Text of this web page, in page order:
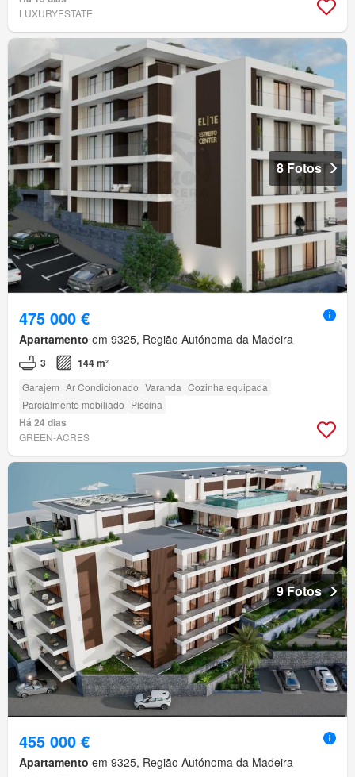
LUXURYESTATE
8 Fotos
475 000 €
Apartamento em 9325, Região Autónoma da Madeira
3 144 m²
Garajem Ar Condicionado Varanda Cozinha equipada
Parcialmente mobiliado Piscina
Há 24 dias
GREEN-ACRES
9 Fotos
455 000 €
Apartamento em 9325, Região Autónoma da Madeira